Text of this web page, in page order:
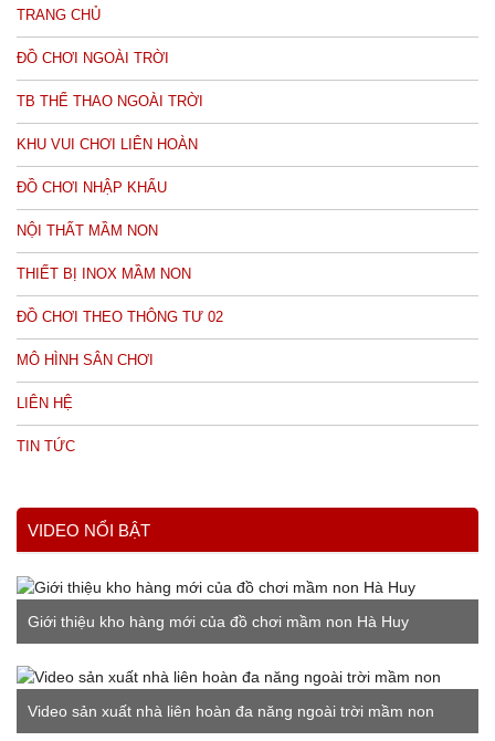
TRANG CHỦ
ĐỒ CHƠI NGOÀI TRỜI
TB THỂ THAO NGOÀI TRỜI
KHU VUI CHƠI LIÊN HOÀN
ĐỒ CHƠI NHẬP KHẨU
NỘI THẤT MẦM NON
THIẾT BỊ INOX MẦM NON
ĐỒ CHƠI THEO THÔNG TƯ 02
MÔ HÌNH SÂN CHƠI
LIÊN HỆ
TIN TỨC
VIDEO NỔI BẬT
Giới thiệu kho hàng mới của đồ chơi mầm non Hà Huy
Video sản xuất nhà liên hoàn đa năng ngoài trời mầm non